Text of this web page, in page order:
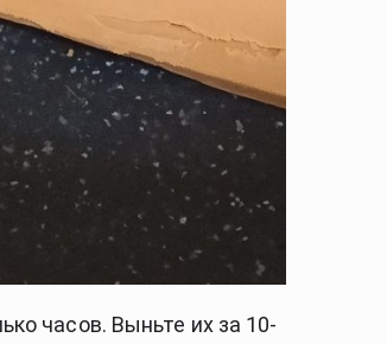
часов. Выньте их за 10-